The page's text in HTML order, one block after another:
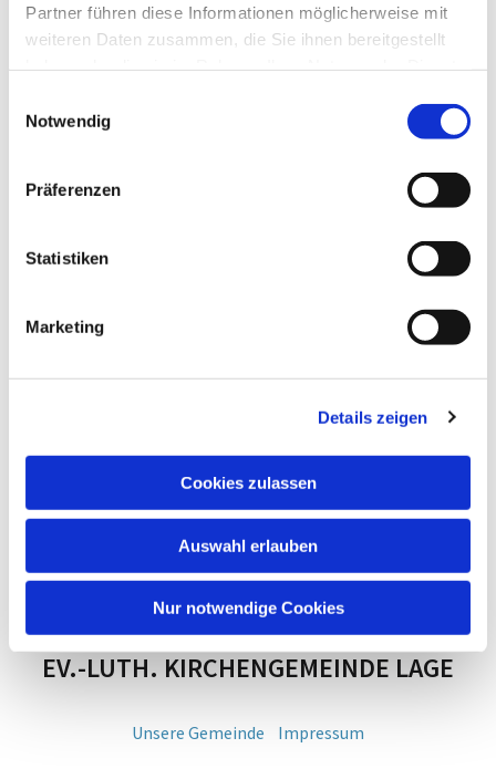
Partner führen diese Informationen möglicherweise mit
weiteren Daten zusammen, die Sie ihnen bereitgestellt
Notwendig
Präferenzen
Statistiken
Marketing
Details zeigen
Cookies zulassen
Auswahl erlauben
Nur notwendige Cookies
Gemeindehaus, Sedanplatz 4, 32791
Lage
EV.-LUTH. KIRCHENGEMEINDE LAGE
Unsere Gemeinde Impressum